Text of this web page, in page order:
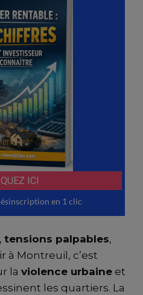
, tensions palpables,
à Montreuil, c’est
la violence urbaine et
les quartiers. La